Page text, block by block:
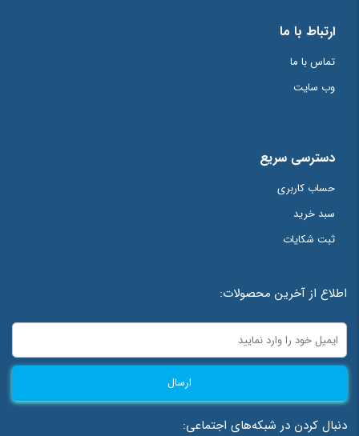
ارتباط با ما
تماس با ما
وب سایت
دسترسی سریع
حساب کاربری
سبد خرید
ثبت شکایات
اطلاع از آخرین محصولات:
ارسال
دنبال کردن در شبکه‌های اجتماعی: